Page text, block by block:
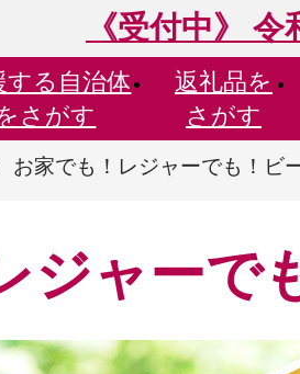
《受付中》
する 自治体
さがす
返礼品を
さがす
お家でも！レジャーでも！ビ
ジャーで